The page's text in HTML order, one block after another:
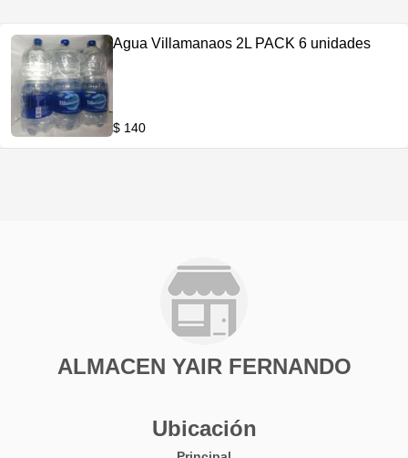
Agua Villamanaos 2L PACK 6 unidades
$ 140
ALMACEN YAIR FERNANDO
Ubicación